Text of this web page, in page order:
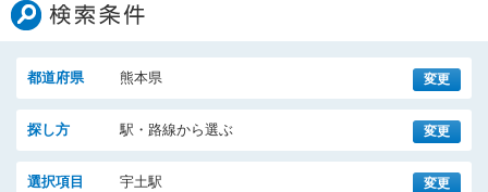
検索条件
都道府県 熊本県 変更
探し方 駅・路線から選ぶ 変更
選択項目 宇土駅 変更